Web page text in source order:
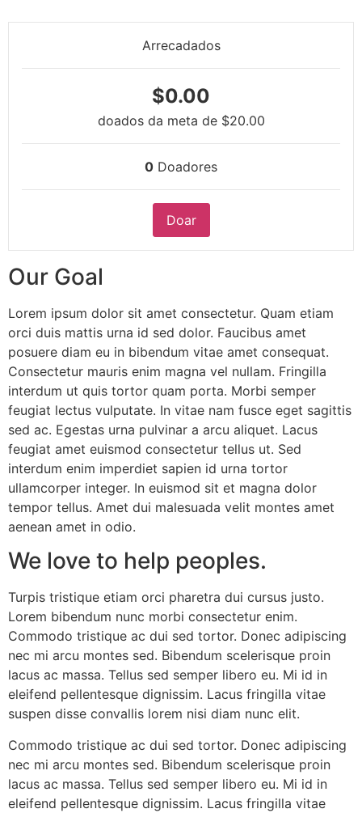
Arrecadados
$0.00
doados da meta de $20.00
0 Doadores
Doar
Our Goal
Lorem ipsum dolor sit amet consectetur. Quam etiam
orci duis mattis urna id sed dolor. Faucibus amet
posuere diam eu in bibendum vitae amet consequat.
Consectetur mauris enim magna vel nullam. Fringilla
interdum ut quis tortor quam porta. Morbi semper
feugiat lectus vulputate. In vitae nam fusce eget sagittis
sed ac. Egestas urna pulvinar a arcu aliquet. Lacus
feugiat amet euismod consectetur tellus ut. Sed
interdum enim imperdiet sapien id urna tortor
ullamcorper integer. In euismod sit et magna dolor
tempor tellus. Amet dui malesuada velit montes amet
aenean amet in odio.
We love to help peoples.
Turpis tristique etiam orci pharetra dui cursus justo.
Lorem bibendum nunc morbi consectetur enim.
Commodo tristique ac dui sed tortor. Donec adipiscing
nec mi arcu montes sed. Bibendum scelerisque proin
lacus ac massa. Tellus sed semper libero eu. Mi id in
eleifend pellentesque dignissim. Lacus fringilla vitae
suspen disse convallis lorem nisi diam nunc elit.
Commodo tristique ac dui sed tortor. Donec adipiscing
nec mi arcu montes sed. Bibendum scelerisque proin
lacus ac massa. Tellus sed semper libero eu. Mi id in
eleifend pellentesque dignissim. Lacus fringilla vitae